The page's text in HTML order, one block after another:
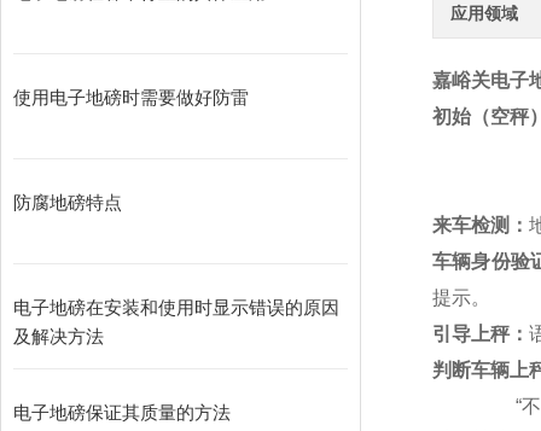
使用电子地磅时需要做好防雷
防腐地磅特点
电子地磅在安装和使用时显示错误的原因
及解决方法
电子地磅保证其质量的方法
应用领域
嘉峪关电子
初始（空秤
来车检测：
车辆身份验
提示。
引导上秤：
判断车辆上
“